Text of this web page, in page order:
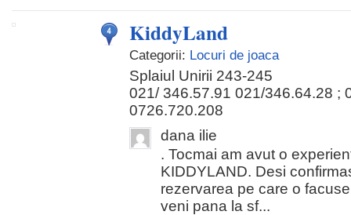
KiddyLand
Categorii: Locuri de joaca
Splaiul Unirii 243-245
021/ 346.57.91 021/346.64.28 ;
0726.720.208
dana ilie
. Tocmai am avut o
KIDDYLAND. Desi
rezervarea pe care o
veni pana la sf...